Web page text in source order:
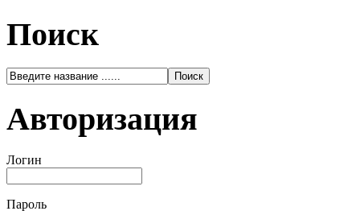
Поиск
Авторизация
Логин
Пароль